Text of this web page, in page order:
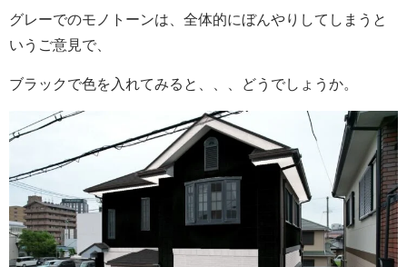
グレーでのモノトーンは、全体的にぼんやりしてしまうと
いうご意見で、
ブラックで色を入れてみると、、、どうでしょうか。